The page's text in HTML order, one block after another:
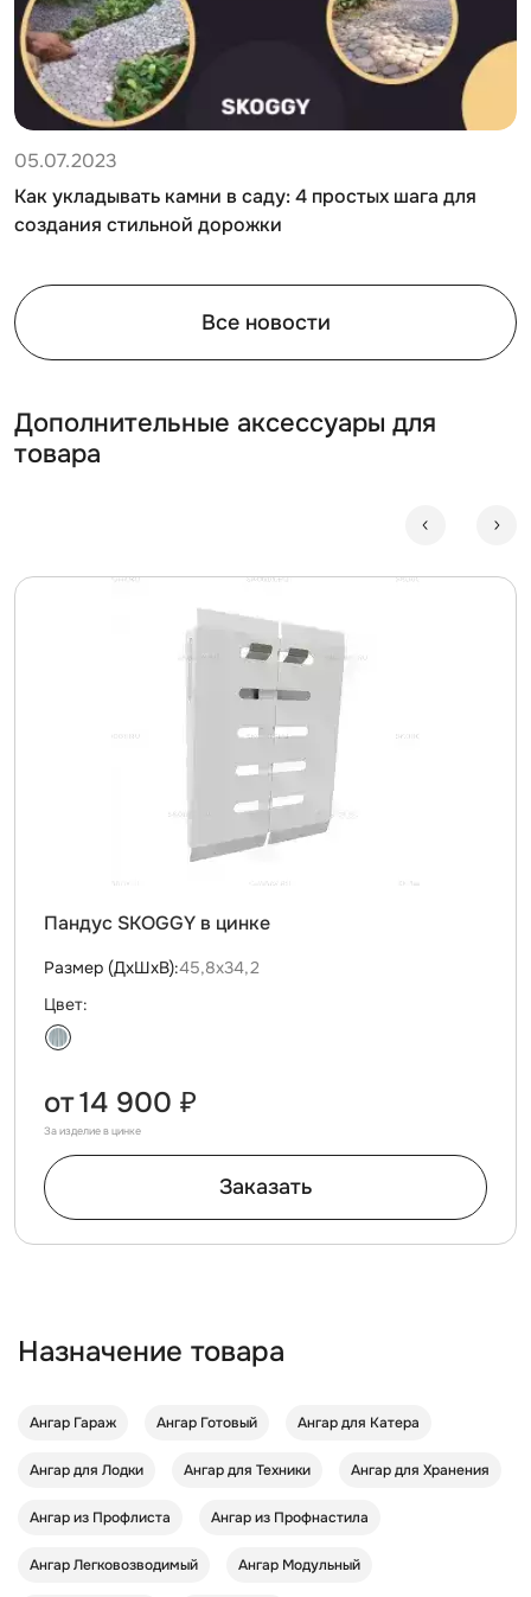
05.07.2023
Как укладывать камни в саду: 4 простых шага для
создания стильной дорожки
Все новости
Дополнительные аксессуары для
товара
Пандус SKOGGY в цинке
Размер (ДxШxВ):45,8х34,2
Цвет:
от14 900 ₽
За изделие в цинке
Заказать
Назначение товара
Ангар Гараж Ангар Готовый Ангар для Катера
Ангар для Лодки Ангар для Техники Ангар для Хранения
Ангар из Профлиста Ангар из Профнастила
Ангар Легковозводимый Ангар Модульный